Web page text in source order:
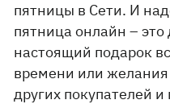
пятницы в Сети. И
пятница онлайн – это
настоящий подарок
времени или желания
других покупателей